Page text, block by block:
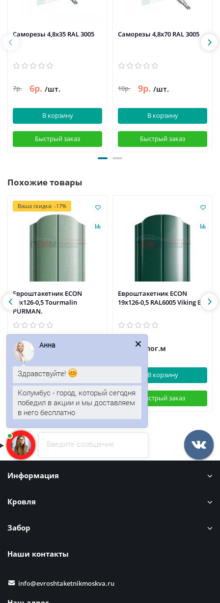
Саморезы 4,8х35 RAL 3005
7р. 6р. /шт.
В корзину
Быстрый заказ
Саморезы 4,8х70 RAL 3005
10р. 9р. /шт.
В корзину
Быстрый заказ
Похожие товары
Ваша скидка: -17%
Евроштакетник ECON
19х126-0,5 Tourmalin
PURMAN.
182р. 151р.
В корзину
Быстрый заказ
Евроштакетник ECON
19х126-0,5 RAL6005 Viking E.
135р. /пог.м
В корзину
Быстрый заказ
Информация
Кровля
Забор
Наши контакты
info@evroshtaketnikmoskva.ru
Введите сообщение
Анна
Здравствуйте!
Колумбус - город, который сегодня
победил в акции и мы доставляем
в него бесплатно